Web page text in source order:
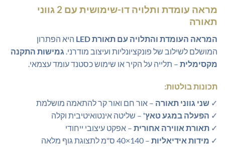
מראה עומדת ותלויה דו-שימושית עם 2 גווני
תאורה
המראה העומדת והתלויה עם תאורת LED
היא הפתרון
המושלם לשילוב של פונקציונליות ועיצוב מודרני. גמישות התקנה
מקסימלית – תלייה על הקיר או שימוש כסטנד עומד עצמאי.
תכונות בולטות:
✓ שני גווני תאורה – אור חם ואור קר להתאמה מושלמת
✓ הפעלה במגע טאץ' – שליטה אינטואיטיבית וקלה
✓ תאורת אווירה אחורית – אפקט עיצובי ייחודי
✓ מידות אידיאליות – 140×40 ס"מ לתצוגת גוף מלאה